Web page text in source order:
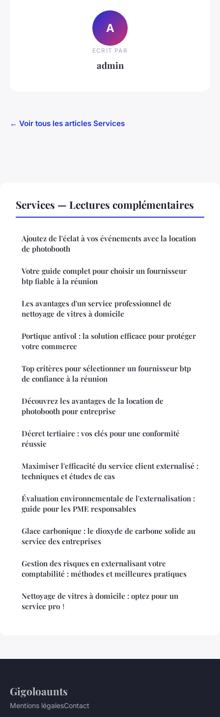
A
ECRIT PAR
admin
← Voir tous les articles Services
Services — Lectures complémentaires
Ajoutez de l'éclat à vos événements avec la location
de photobooth
Votre guide complet pour choisir un fournisseur
btp fiable à la réunion
Les avantages d'un service professionnel de
nettoyage de vitres à domicile
Portique antivol : la solution efficace pour protéger
votre commerce
Top critères pour sélectionner un fournisseur btp
de confiance à la réunion
Découvrez les avantages de la location de
photobooth pour entreprise
Décret tertiaire : vos clés pour une conformité
réussie
Maximiser l'efficacité du service client externalisé :
techniques et études de cas
Évaluation environnementale de l'externalisation :
guide pour les PME responsables
Glace carbonique : le dioxyde de carbone solide au
service des entreprises
Gestion des risques en externalisant votre
comptabilité : méthodes et meilleures pratiques
Nettoyage de vitres à domicile : optez pour un
service pro！
Gigoloaunts
Mentions légalesContact